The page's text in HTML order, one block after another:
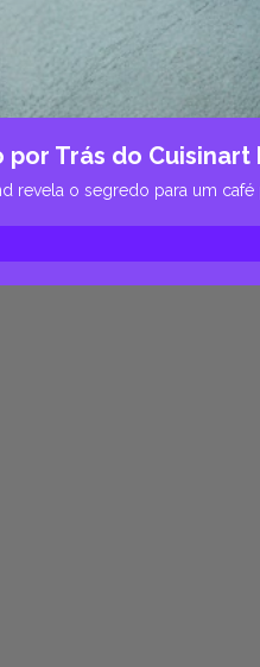
Trás do Cuisinart
revela o segredo para um